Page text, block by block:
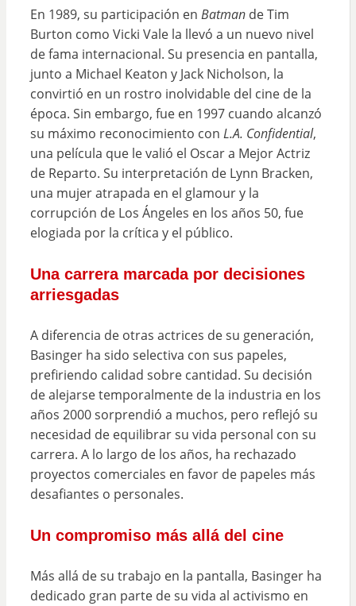
En 1989, su participación en Batmande Tim
Burton como Vicki Vale la llevó a un nuevo nivel
de fama internacional. Su presencia en pantalla,
junto a Michael Keaton y Jack Nicholson, la
convirtió en un rostro inolvidable del cine de la
época. Sin embargo, fue en 1997 cuando alcanzó
su máximo reconocimiento con L.A. Confidential,
una película que le valió el Oscar a Mejor Actriz
de Reparto. Su interpretación de Lynn Bracken,
una mujer atrapada en el glamour y la
corrupción de Los Ángeles en los años 50, fue
elogiada por la crítica y el público.
Una carrera marcada por decisiones
arriesgadas
A diferencia de otras actrices de su generación,
Basinger ha sido selectiva con sus papeles,
prefiriendo calidad sobre cantidad. Su decisión
de alejarse temporalmente de la industria en los
años 2000 sorprendió a muchos, pero reflejó su
necesidad de equilibrar su vida personal con su
carrera. A lo largo de los años, ha rechazado
proyectos comerciales en favor de papeles más
desafiantes o personales.
Un compromiso más allá del cine
Más allá de su trabajo en la pantalla, Basinger ha
dedicado gran parte de su vida al activismo en